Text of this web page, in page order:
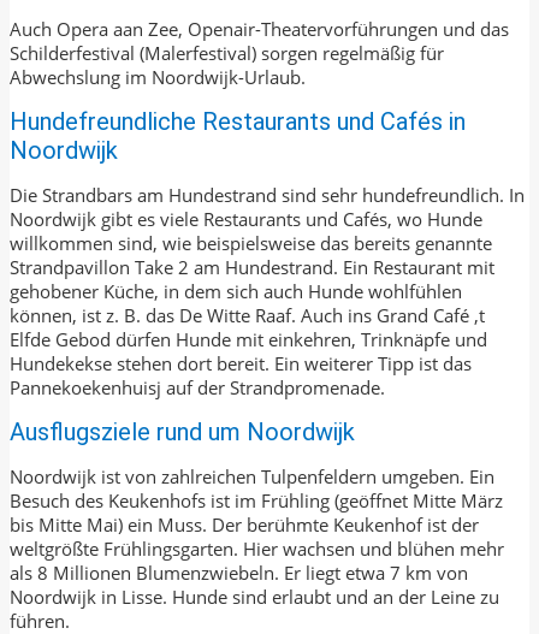
Auch Opera aan Zee, Openair-Theatervorführungen und das
Schilderfestival (Malerfestival) sorgen regelmäßig für
Abwechslung im Noordwijk-Urlaub.
Hundefreundliche Restaurants und Cafés in
Noordwijk
Die Strandbars am Hundestrand sind sehr hundefreundlich. In
Noordwijk gibt es viele Restaurants und Cafés, wo Hunde
willkommen sind, wie beispielsweise das bereits genannte
Strandpavillon Take 2 am Hundestrand. Ein Restaurant mit
gehobener Küche, in dem sich auch Hunde wohlfühlen
können, ist z. B. das De Witte Raaf. Auch ins Grand Café ‚t
Elfde Gebod dürfen Hunde mit einkehren, Trinknäpfe und
Hundekekse stehen dort bereit. Ein weiterer Tipp ist das
Pannekoekenhuisj auf der Strandpromenade.
Ausflugsziele rund um Noordwijk
Noordwijk ist von zahlreichen Tulpenfeldern umgeben. Ein
Besuch des Keukenhofs ist im Frühling (geöffnet Mitte März
bis Mitte Mai) ein Muss. Der berühmte Keukenhof ist der
weltgrößte Frühlingsgarten. Hier wachsen und blühen mehr
als 8 Millionen Blumenzwiebeln. Er liegt etwa 7 km von
Noordwijk in Lisse. Hunde sind erlaubt und an der Leine zu
führen.